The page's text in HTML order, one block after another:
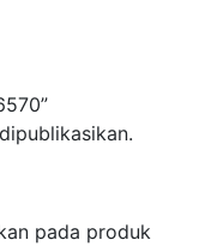
pada produk